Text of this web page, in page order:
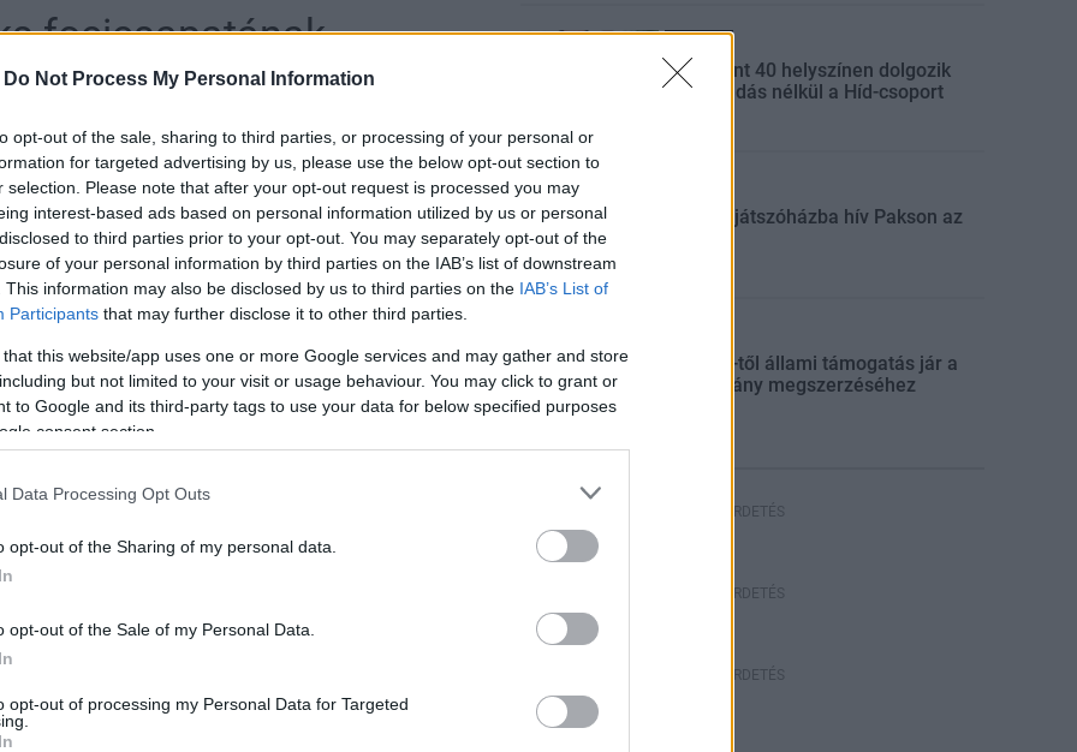
Do Not Process My Personal Information
opt-out of the sale, sharing to third parties, or processing of your personal or
for targeted advertising by us, please use the below opt-out section to
selection. Please note that after your opt-out request is processed you may
interest-based ads based on personal information utilized by us or personal
to third parties prior to your opt-out. You may separately opt-out of the
of your personal information by third parties on the IAB’s list of downstream
This information may also be disclosed by us to third parties on the IAB’s List of
Participants that may further disclose it to other third parties.
that this website/app uses one or more Google services and may gather and store
but not limited to your visit or usage behaviour. You may click to grant or
to Google and its third-party tags to use your data for below specified purposes
consent section.
Data Processing Opt Outs
opt-out of the Sharing of my personal data.
opt-out of the Sale of my Personal Data.
opt-out of processing my Personal Data for Targeted
focicsapatának
Helsinkiben saját kennelét képviselve
mezőnyben versenyzett - ovlasható a város
Galyna Kalinichenko FCI küllembíró bírálata
a PFC csapatának kabalaállataként. Születése
több mint egy évben igazi közösségi kedvenc
jelen voltak.
is kísérte a csapatot, két Európa-liga és öt
óta eltelt időszak a klub egyik legsikeresebb
Kupa-győzelem mellé egy bajnoki bronz is
Több mint 40 helyszínen dolgozik
fennakadás nélkül a Híd-csoport
Húsvéti játszóházba hív Pakson az
Július 1-től állami támogatás jár a
jogosítvány megszerzéséhez
HIRDETÉS
HIRDETÉS
HIRDETÉS